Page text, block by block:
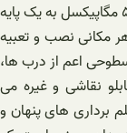
دوربین مداربسته باتری خور SQT مخفی بی سیم ۵ مگاپیکسل به یک پایه
مکانی نصب و تعبیه
اعم از درب ها،
نقاشی و غیره می
برداری های پنهان و